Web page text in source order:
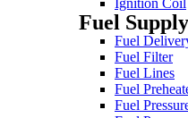
Fuel
Fuel
Fuel Filter
Fuel Lines
Fuel
Fuel